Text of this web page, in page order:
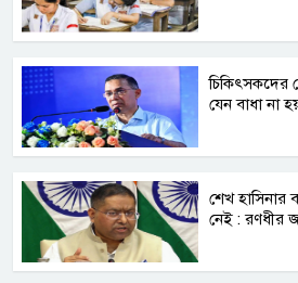
চিকিৎসকদের
যেন বাধা না হয়
শেখ হাসিনার
নেই : রণধীর